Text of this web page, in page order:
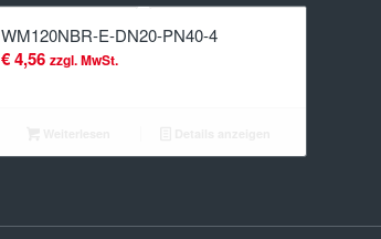
WM120NBR-E-DN20-PN40-4
€4,56 zzgl. MwSt.